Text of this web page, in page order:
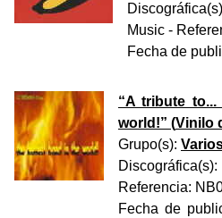
Music -
Fecha de
“A tribute
world!” (Vinilo
Grupo(s):
Discográfica(s):
Referencia:
Fecha de